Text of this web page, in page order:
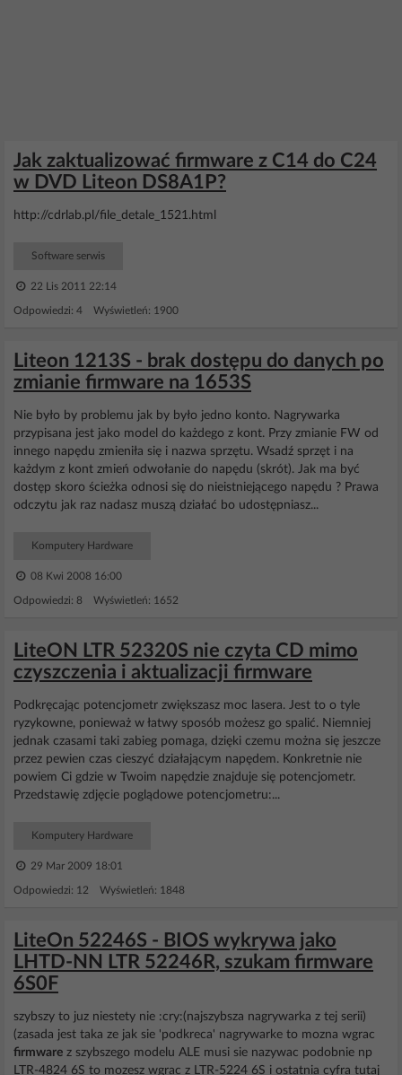
Jak zaktualizować firmware z C14 do C24
w DVD Liteon DS8A1P?
http://cdrlab.pl/file_detale_1521.html
Software serwis
22 Lis 2011 22:14
Odpowiedzi: 4 Wyświetleń: 1900
Liteon 1213S - brak dostępu do danych po
zmianie firmware na 1653S
Nie było by problemu jak by było jedno konto. Nagrywarka
przypisana jest jako model do każdego z kont. Przy zmianie FW od
innego napędu zmieniła się i nazwa sprzętu. Wsadź sprzęt i na
każdym z kont zmień odwołanie do napędu (skrót). Jak ma być
dostęp skoro ścieżka odnosi się do nieistniejącego napędu ? Prawa
odczytu jak raz nadasz muszą działać bo udostępniasz...
Komputery Hardware
08 Kwi 2008 16:00
Odpowiedzi: 8 Wyświetleń: 1652
LiteON LTR 52320S nie czyta CD mimo
czyszczenia i aktualizacji firmware
Podkręcając potencjometr zwiększasz moc lasera. Jest to o tyle
ryzykowne, ponieważ w łatwy sposób możesz go spalić. Niemniej
jednak czasami taki zabieg pomaga, dzięki czemu można się jeszcze
przez pewien czas cieszyć działającym napędem. Konkretnie nie
powiem Ci gdzie w Twoim napędzie znajduje się potencjometr.
Przedstawię zdjęcie poglądowe potencjometru:...
Komputery Hardware
29 Mar 2009 18:01
Odpowiedzi: 12 Wyświetleń: 1848
LiteOn 52246S - BIOS wykrywa jako
LHTD-NN LTR 52246R, szukam firmware
6S0F
szybszy to juz niestety nie :cry:(najszybsza nagrywarka z tej serii)
(zasada jest taka ze jak sie 'podkreca' nagrywarke to mozna wgrac
firmware z szybszego modelu ALE musi sie nazywac podobnie np
LTR-4824 6S to mozesz wgrac z LTR-5224 6S i ostatnia cyfra tutaj